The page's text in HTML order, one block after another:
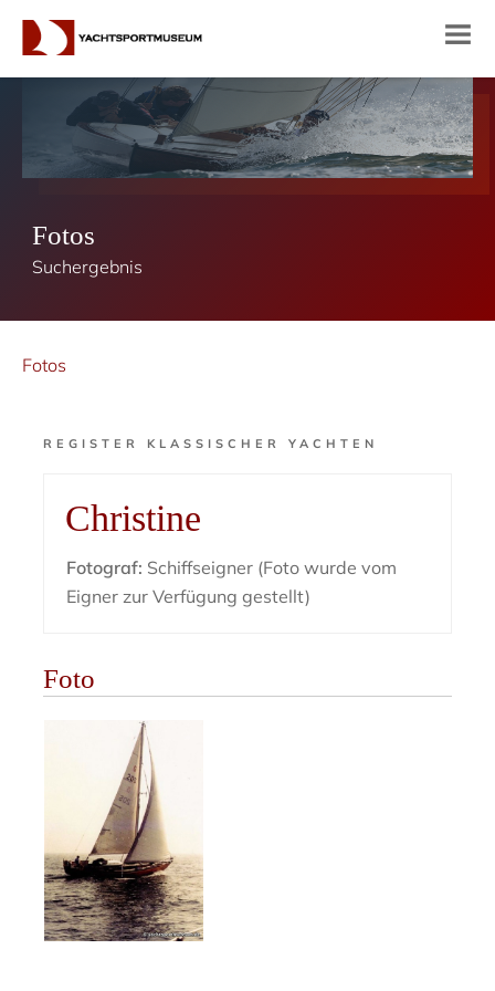
Fotos
Suchergebnis
Fotos
REGISTER KLASSISCHER YACHTEN
Christine
Fotograf: Schiffseigner (Foto wurde vom
Eigner zur Verfügung gestellt)
Foto